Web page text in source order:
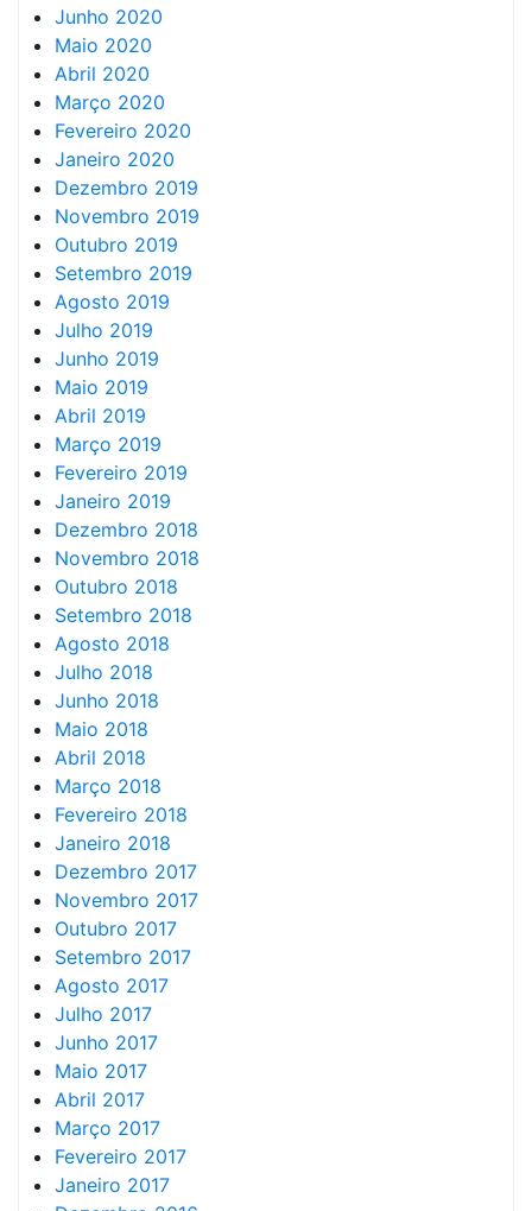
Junho 2020
Maio 2020
Abril 2020
Março 2020
Fevereiro 2020
Janeiro 2020
Dezembro 2019
Novembro 2019
Outubro 2019
Setembro 2019
Agosto 2019
Julho 2019
Junho 2019
Maio 2019
Abril 2019
Março 2019
Fevereiro 2019
Janeiro 2019
Dezembro 2018
Novembro 2018
Outubro 2018
Setembro 2018
Agosto 2018
Julho 2018
Junho 2018
Maio 2018
Abril 2018
Março 2018
Fevereiro 2018
Janeiro 2018
Dezembro 2017
Novembro 2017
Outubro 2017
Setembro 2017
Agosto 2017
Julho 2017
Junho 2017
Maio 2017
Abril 2017
Março 2017
Fevereiro 2017
Janeiro 2017